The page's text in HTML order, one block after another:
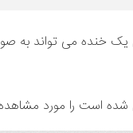
یک خنده می تواند به
است را مورد مشاهده